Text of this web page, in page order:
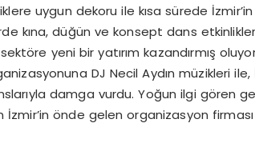
uygun dekoru ile kısa sürede
kına, düğün ve konsept dans
yeni bir yatırım kazandırmış
DJ Necil Aydın müzikleri
damga vurdu. Yoğun ilgi gören
önde gelen organizasyon